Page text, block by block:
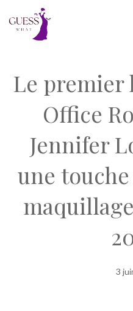
Le premier
Office
Jennifer
une
3